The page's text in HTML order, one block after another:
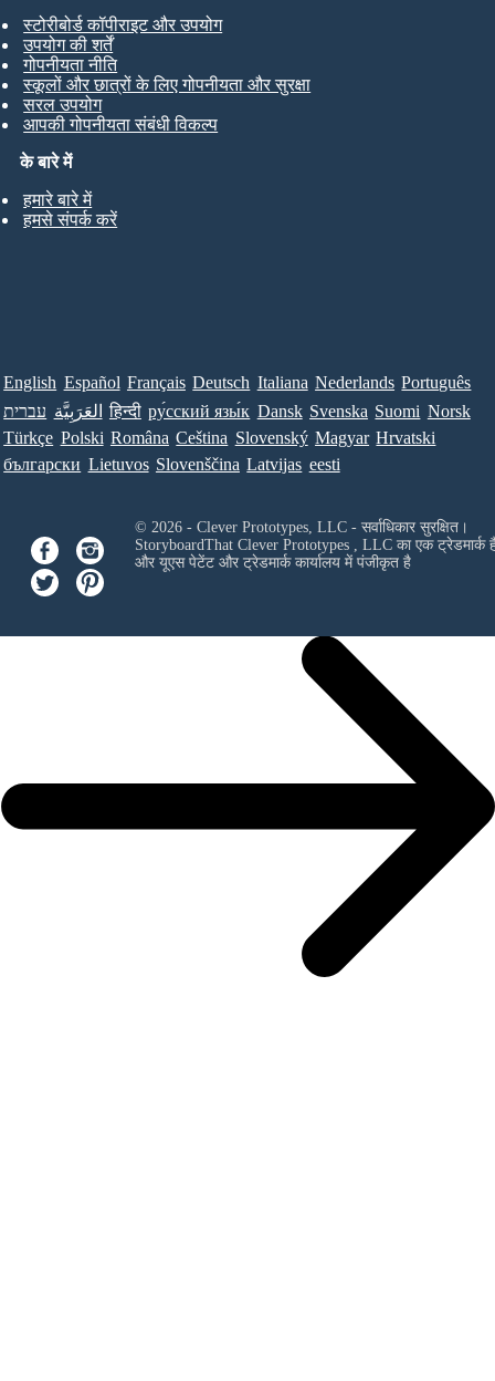
के बारे में
हमारे बारे में
हमसे संपर्क करें
स्टोरीबोर्ड कॉपीराइट और उपयोग
उपयोग की शर्तें
गोपनीयता नीति
स्कूलों और छात्रों के लिए गोपनीयता और सुरक्षा
सरल उपयोग
आपकी गोपनीयता संबंधी विकल्प
English Español Français Deutsch Italiana Nederlands Português
עברית العَرَبِيَّة हिन्दी ру́сский язы́к Dansk Svenska Suomi Norsk
Türkçe Polski Româna Ceština Slovenský Magyar Hrvatski
български Lietuvos Slovenščina Latvijas eesti
© 2026 - Clever Prototypes, LLC - सर्वाधिकार सुरक्षित।
StoryboardThat Clever Prototypes , LLCका एक ट्रेडमार्क
और यूएस पेटेंट और ट्रेडमार्क कार्यालय में पंजीकृत है